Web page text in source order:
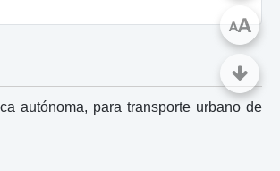
autónoma, para transporte urbano de
AA